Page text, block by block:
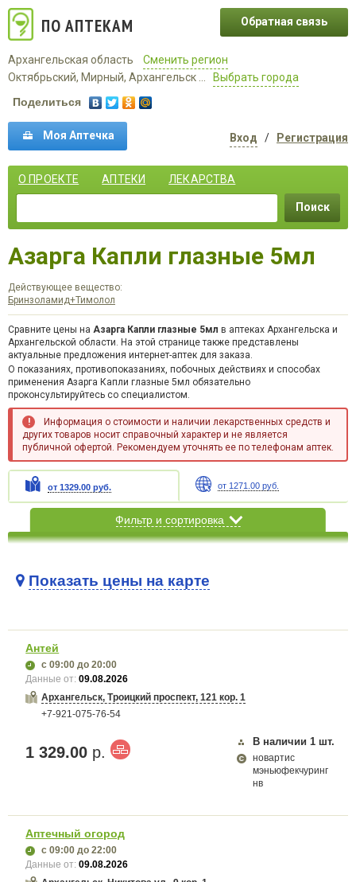
ПО АПТЕКАМ
Архангельская область
Сменить регион
Октябрьский, Мирный, Архангельск ...
Выбрать города
Обратная связь
Поделиться
Моя Аптечка Вход / Регистрация
О ПРОЕКТЕ АПТЕКИ ЛЕКАРСТВА
Поиск
Азарга Капли глазные 5мл
Действующее вещество:
Бринзоламид+Тимолол
Сравните цены на Азарга Капли глазные 5мл в аптеках Архангельска и
Архангельской области. На этой странице также представлены
актуальные предложения интернет-аптек для заказа.
О показаниях, противопоказаниях, побочных действиях и способах
применения Азарга Капли глазные 5мл обязательно
проконсультируйтесь со специалистом.
Информация о стоимости и наличии лекарственных средств и
других товаров носит справочный характер и не является
публичной офертой. Рекомендуем уточнять ее по телефонам аптек.
от 1329.00 руб. от 1271.00 руб.
Фильтр и сортировка
Карта загружается...
Показать цены на карте
Антей
с 09:00 до 20:00
Данные от:09.08.2026
Архангельск, Троицкий проспект, 121 кор. 1
+7-921-075-76-54
1 329.00 р.
В наличии 1 шт.
новартис
мэньюфекчуринг
нв
Аптечный огород
с 09:00 до 22:00
Данные от:09.08.2026